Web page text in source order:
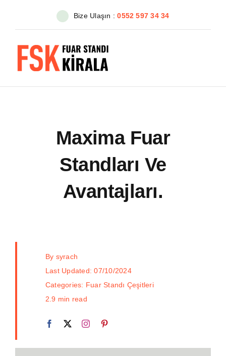
Bize Ulaşın :0552 597 34 34
Maxima Fuar
Standları Ve
Avantajları.
By syrach
Last Updated: 07/10/2024
Categories: Fuar Standı Çeşitleri
2.9 min read